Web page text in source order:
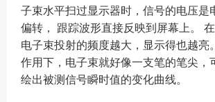
子束水平扫过显示器时，信号的电压是
偏转， 跟踪波形直接反映到屏幕上。
电子束投射的频度越大，显示得也越亮
作用下，电子束就好像一支笔的笔尖，
绘出被测信号瞬时值的变化曲线。